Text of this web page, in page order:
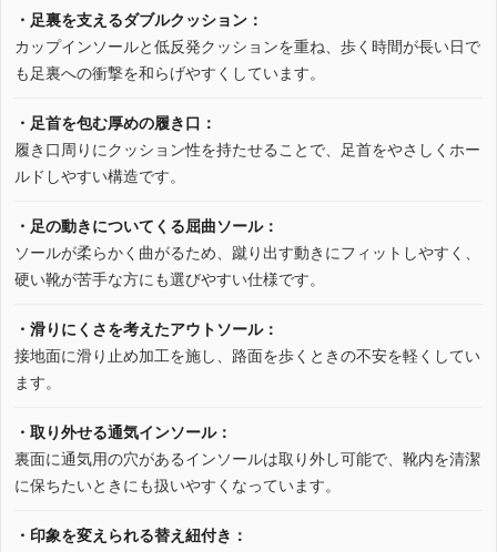
・足裏を支えるダブルクッション：
カップインソールと低反発クッションを重ね、歩く時間が長い日で
も足裏への衝撃を和らげやすくしています。
・足首を包む厚めの履き口：
履き口周りにクッション性を持たせることで、足首をやさしくホー
ルドしやすい構造です。
・足の動きについてくる屈曲ソール：
ソールが柔らかく曲がるため、蹴り出す動きにフィットしやすく、
硬い靴が苦手な方にも選びやすい仕様です。
・滑りにくさを考えたアウトソール：
接地面に滑り止め加工を施し、路面を歩くときの不安を軽くしてい
ます。
・取り外せる通気インソール：
裏面に通気用の穴があるインソールは取り外し可能で、靴内を清潔
に保ちたいときにも扱いやすくなっています。
・印象を変えられる替え紐付き：